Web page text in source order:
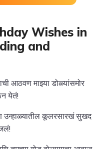
Wishes in
and
आठवण माझ्या डोळ्यांसमोर
येतं!
उन्हाळ्यातील कूलरसारखं सुखद